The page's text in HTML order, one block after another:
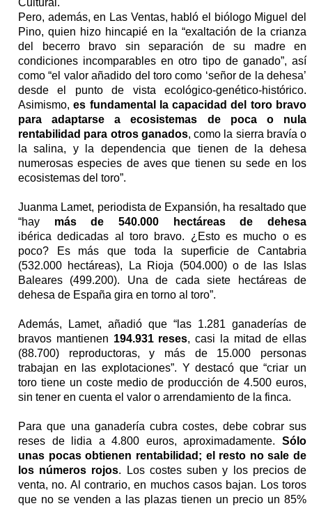
Pero, además, en Las Ventas, habló el biólogo Miguel del
Pino, quien hizo hincapié en la “exaltación de la crianza
del becerro bravo sin separación de su madre en
condiciones incomparables en otro tipo de ganado”, así
como “el valor añadido del toro como ‘señor de la dehesa’
desde el punto de vista ecológico-genético-histórico.
Asimismo,es fundamental la capacidad del toro bravo
para adaptarse a ecosistemas de poca o nula
rentabilidad para otros ganados, como la sierra bravía o
la salina, y la dependencia que tienen de la dehesa
numerosas especies de aves que tienen su sede en los
ecosistemas del toro”.
Juanma Lamet, periodista de Expansión, ha resaltado que
“hay más de 540.000 hectáreas
de dehesa
ibérica dedicadas al toro bravo. ¿Esto es mucho o es
poco? Es más que toda la superficie de Cantabria
(532.000 hectáreas), La Rioja (504.000) o de las Islas
Baleares (499.200). Una de cada siete hectáreas de
dehesa de España gira en torno al toro”.
Además, Lamet, añadió que “las 1.281 ganaderías de
bravos mantienen 194.931 reses, casi la mitad de ellas
(88.700) reproductoras, y más de 15.000 personas
trabajan en las explotaciones”. Y destacó que “criar un
toro tiene un coste medio de producción de 4.500 euros,
sin tener en cuenta el valor o arrendamiento de la finca.
Para que una ganadería cubra costes, debe cobrar sus
reses de lidia a 4.800 euros, aproximadamente. Sólo
unas pocas obtienen rentabilidad; el resto no sale de
los números rojos. Los costes suben y los precios de
venta, no. Al contrario, en muchos casos bajan. Los toros
que no se venden a las plazas tienen un precio un 85%